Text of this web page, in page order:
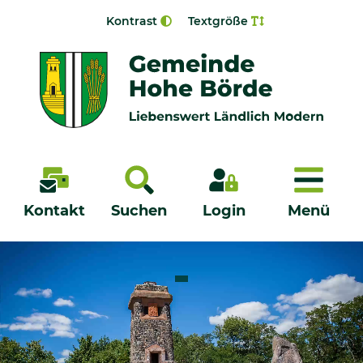
Kontrast Textgröße
Kontakt Suchen Login Menü
Menü
Bürgerservice - Onlinedienste